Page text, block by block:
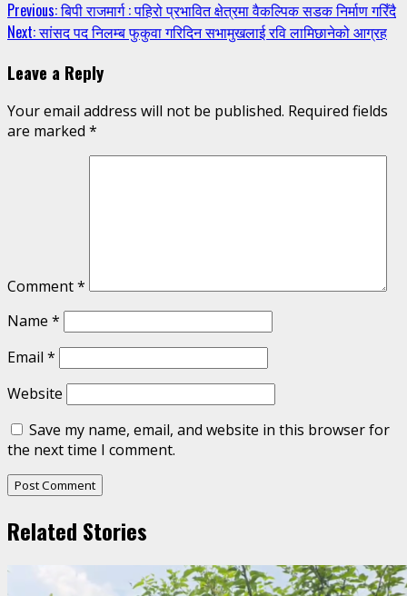
Continue
Reading
Previous:बिपी राजमार्ग : पहिरो प्रभावित क्षेत्रमा वैकल्पिक सडक निर्माण गरिँदै
Next:सांसद पद निलम्ब फुकुवा गरिदिन सभामुखलाई रवि लामिछानेको आग्रह
Leave a Reply
Your email address will not be published. Required fields
are marked *
Comment*
Name *
Email *
Website
Save my name, email, and website in this browser for
the next time I comment.
Related Stories